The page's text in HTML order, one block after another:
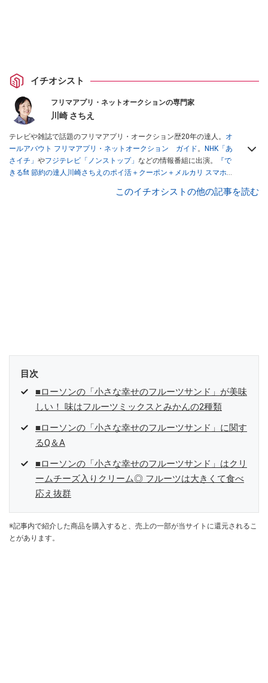
イチオシスト
フリマアプリ・ネットオークションの専門家
川崎 さちえ
テレビや雑誌で話題のフリマアプリ・オークション歴20年の達人。 オ
ールアバウト フリマアプリ・ネットオークション ガイド。
NHK「あ
さイチ」 やフジテレビ「ノンストップ」 などの情報番組に出演。
『で
きるfit 節約の達人川崎さちえのポイ活＋クーポン＋メルカリ スマホで
スマホ1つでスキマ時間に効率的に稼ぐ！』（翔泳社刊） ほか著書多
このイチオシストの他の記事を読む
目次
■ローソンの「小さな幸せのフルーツサンド」が美味
しい！ 味はフルーツミックスとみかんの2種類
■ローソンの「小さな幸せのフルーツサンド」に関す
るQ＆A
■ローソンの「小さな幸せのフルーツサンド」はクリ
ームチーズ入りクリーム◎ フルーツは大きくて食べ
応え抜群
※記事内で紹介した商品を購入すると、売上の一部が当サイトに還元されるこ
とがあります。